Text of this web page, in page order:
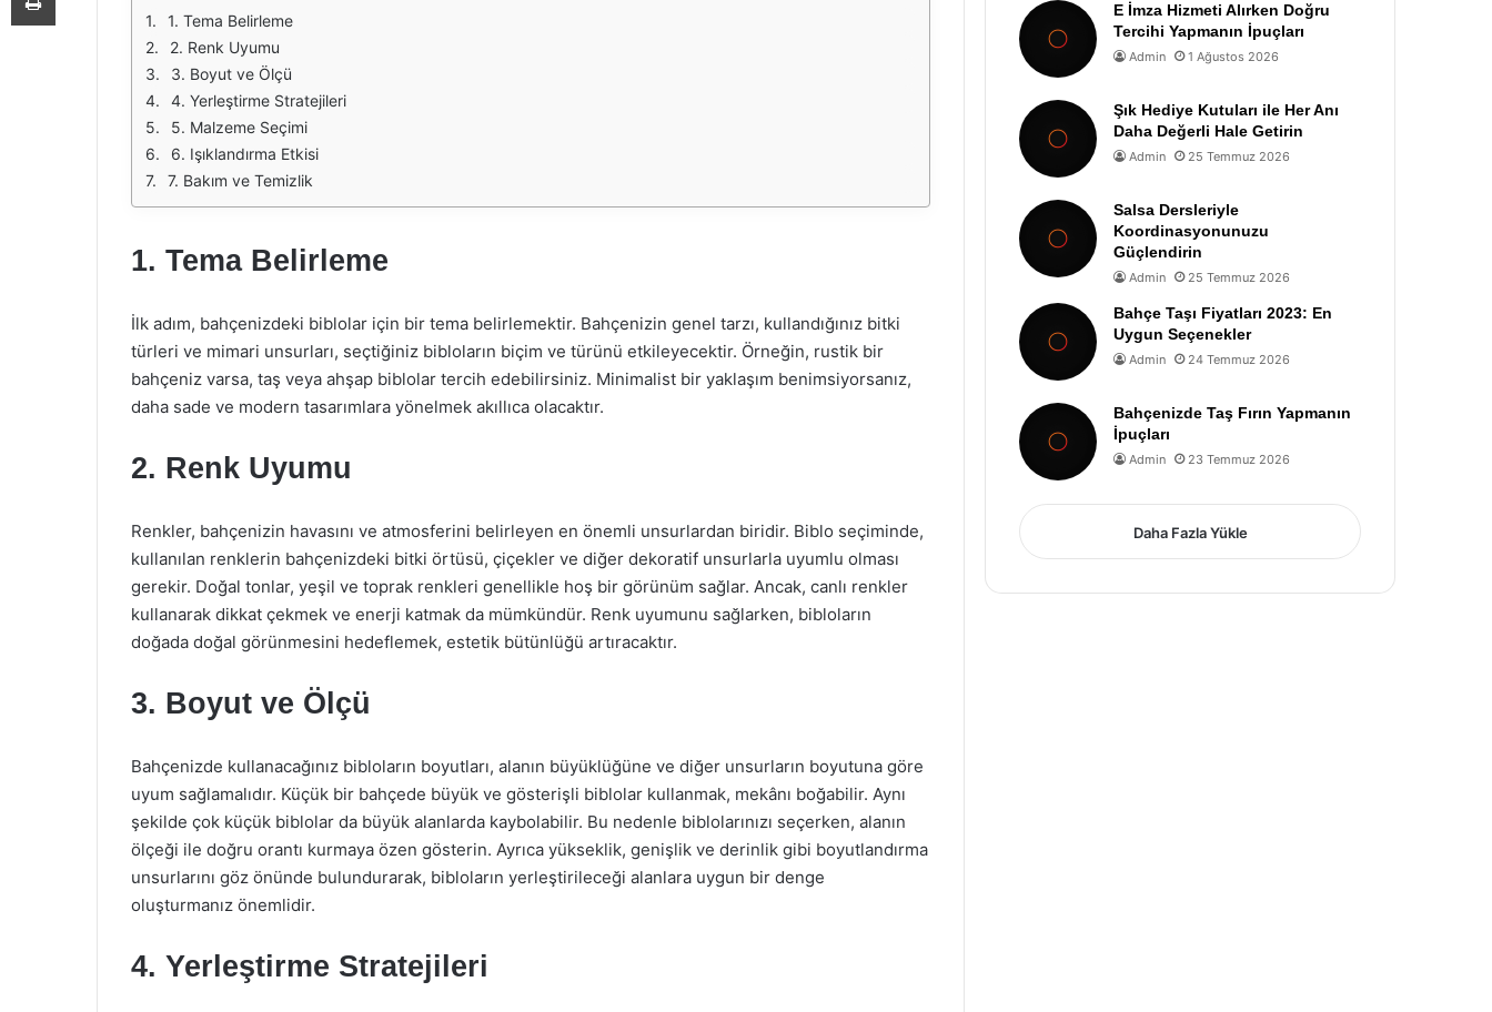
1. Tema Belirleme
2. Renk Uyumu
3. Boyut ve Ölçü
4. Yerleştirme Stratejileri
5. Malzeme Seçimi
6. Işıklandırma Etkisi
7. Bakım ve Temizlik
1. Tema Belirleme
İlk adım, bahçenizdeki biblolar için bir tema belirlemektir. Bahçenizin genel tarzı, kullandığınız bitki
türleri ve mimari unsurları, seçtiğiniz bibloların biçim ve türünü etkileyecektir. Örneğin, rustik bir
bahçeniz varsa, taş veya ahşap biblolar tercih edebilirsiniz. Minimalist bir yaklaşım benimsiyorsanız,
daha sade ve modern tasarımlara yönelmek akıllıca olacaktır.
2. Renk Uyumu
Renkler, bahçenizin havasını ve atmosferini belirleyen en önemli unsurlardan biridir. Biblo seçiminde,
kullanılan renklerin bahçenizdeki bitki örtüsü, çiçekler ve diğer dekoratif unsurlarla uyumlu olması
gerekir. Doğal tonlar, yeşil ve toprak renkleri genellikle hoş bir görünüm sağlar. Ancak, canlı renkler
kullanarak dikkat çekmek ve enerji katmak da mümkündür. Renk uyumunu sağlarken, bibloların
doğada doğal görünmesini hedeflemek, estetik bütünlüğü artıracaktır.
3. Boyut ve Ölçü
Bahçenizde kullanacağınız bibloların boyutları, alanın büyüklüğüne ve diğer unsurların boyutuna göre
uyum sağlamalıdır. Küçük bir bahçede büyük ve gösterişli biblolar kullanmak, mekânı boğabilir. Aynı
şekilde çok küçük biblolar da büyük alanlarda kaybolabilir. Bu nedenle biblolarınızı seçerken, alanın
ölçeği ile doğru orantı kurmaya özen gösterin. Ayrıca yükseklik, genişlik ve derinlik gibi boyutlandırma
unsurlarını göz önünde bulundurarak, bibloların yerleştirileceği alanlara uygun bir denge
oluşturmanız önemlidir.
4. Yerleştirme Stratejileri
E İmza Hizmeti Alırken Doğru
Tercihi Yapmanın İpuçları
Admin 1 Ağustos 2026
Şık Hediye Kutuları ile Her Anı
Daha Değerli Hale Getirin
Admin 25 Temmuz 2026
Salsa Dersleriyle
Koordinasyonunuzu
Güçlendirin
Admin 25 Temmuz 2026
Bahçe Taşı Fiyatları 2023: En
Uygun Seçenekler
Admin 24 Temmuz 2026
Bahçenizde Taş Fırın Yapmanın
İpuçları
Admin 23 Temmuz 2026
Daha Fazla Yükle